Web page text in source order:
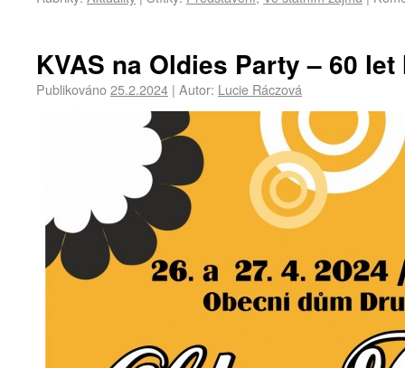
KVAS na Oldies Party – 60 let
Publikováno25.2.2024 | Autor: Lucie Ráczová